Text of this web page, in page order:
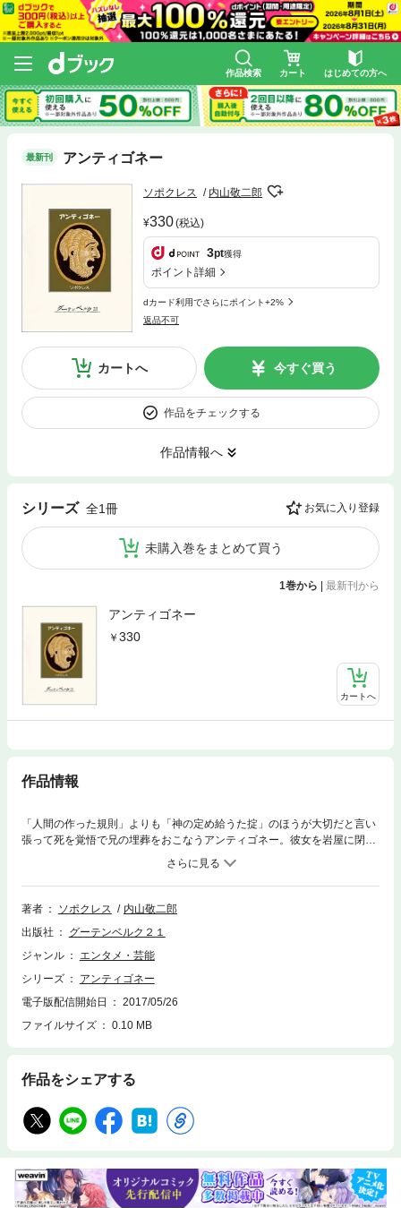
作品検索 カート はじめての方へ
最新刊 アンティゴネー
ソポクレス 内山敬二郎
330(税込)
3pt獲得
ポイント詳細
dカード利用でさらにポイント+2%
返品不可
カートへ 今すぐ買う
作品をチェックする
作品情報へ
シリーズ 全1冊 お気に入り登録
未購入巻をまとめて買う
1巻から | 最新刊から
アンティゴネー
330
カートへ
作品情報
「人間の作った規則」よりも「神の定め給うた掟」のほうが大切だと言い
張って死を覚悟で兄の埋葬をおこなうアンティゴネー。彼女を岩屋に閉じ
こめた叔父でテーバイ王のクレオーンは取り返しのつかない悲劇を招く。
ソポクレス円熟期の傑作のひとつ。
著者 ソポクレス
内山敬二郎
出版社
グーテンベルク２１
ジャンル
エンタメ・芸能
シリーズ
アンティゴネー
電子版配信開始日
2017/05/26
ファイルサイズ
0.10 MB
作品をシェアする